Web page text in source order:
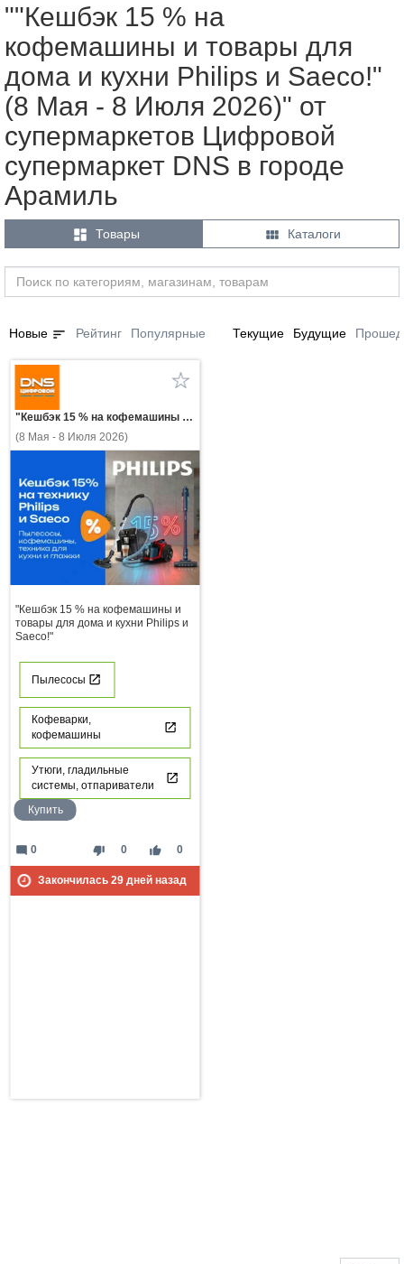
""Кешбэк 15 % на
кофемашины и товары для
дома и кухни Philips и Saeco!"
(8 Мая - 8 Июля 2026)" от
супермаркетов Цифровой
супермаркет DNS в городе
Арамиль
 Товары  Каталоги
Новые sort Рейтинг Популярные Текущие Будущие
"Кешбэк 15 % на кофемашины и товары для дома и кухни Philips и Saeco!"
(8 Мая - 8 Июля 2026)
"Кешбэк 15 % на кофемашины и
товары для дома и кухни Philips и
Saeco!"
Пылесосы
Кофеварки,
кофемашины
Утюги, гладильные
системы, отпариватели
Купить
thumb_down 0 thumb_up 0
mode_comment 0
Закончилась 29дней назад